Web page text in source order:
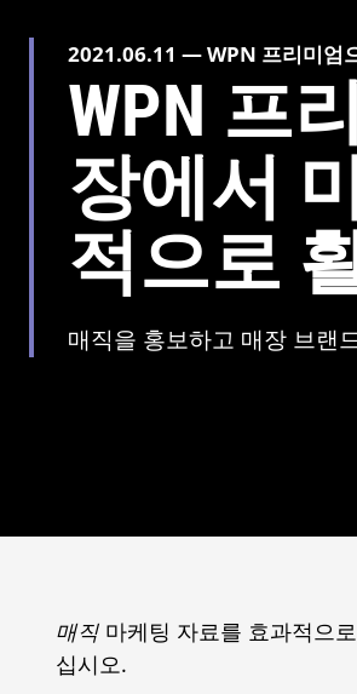
2021.06.11 — WPN 프리미엄
WPN 프
장에서
적으로
매직을 홍보하고 매장 브랜
매직마케팅 자료를 효과적으
십시오.